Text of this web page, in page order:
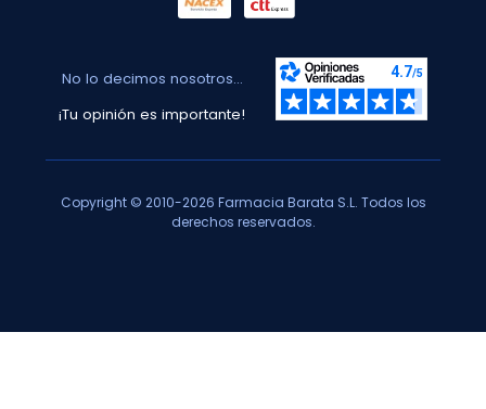
No lo decimos nosotros...
¡Tu opinión es importante!
Copyright © 2010-2026 Farmacia Barata S.L. Todos los
derechos reservados.